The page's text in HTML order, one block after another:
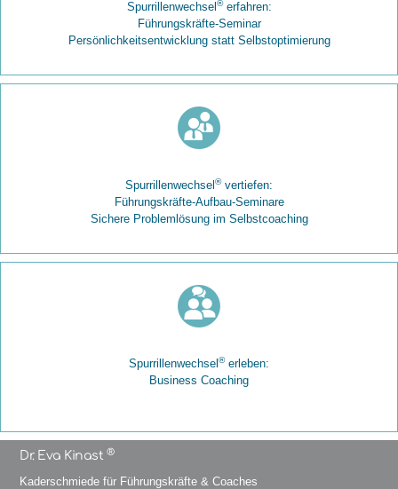
Spurrillenwechsel ®erfahren:
Führungskräfte-Seminar
Persönlichkeitsentwicklung statt Selbstoptimierung
Spurrillenwechsel ®vertiefen:
Führungskräfte-Aufbau-Seminare
Sichere Problemlösung im Selbstcoaching
Spurrillenwechsel ®erleben:
Business Coaching
Dr. Eva Kinast ®
Kaderschmiede für Führungskräfte & Coaches